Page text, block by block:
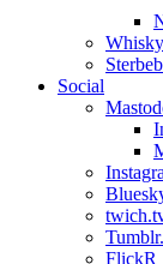
Social
FlickR